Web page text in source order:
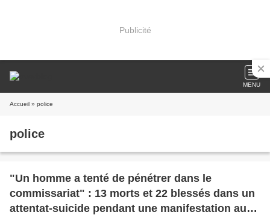
Publicité
MENU
Accueil » police
police
"Un homme a tenté de pénétrer dans le
commissariat" : 13 morts et 22 blessés dans un
attentat-suicide pendant une manifestation au